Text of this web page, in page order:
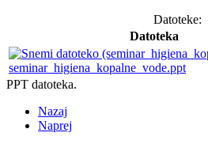
Datoteke:
Datoteka
seminar_higiena_kopalne_vode.ppt
PPT datoteka.
Nazaj
Naprej